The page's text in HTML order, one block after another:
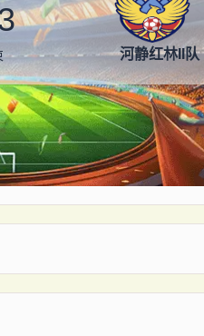
河静红林II队